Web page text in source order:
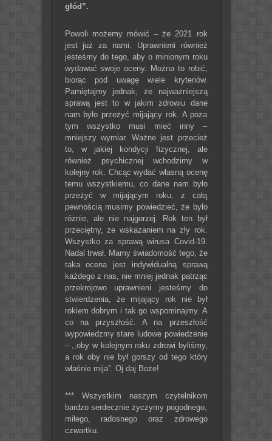
głód”.
Powoli możemy mówić – że 2021 rok
jest już za nami. Uprawnieni również
jesteśmy do tego, aby o minionym roku
wydawać swoje oceny. Można to robić,
biorąc pod uwagę wiele kryteriów.
Pamiętajmy jednak, że najważniejszą
sprawą jest to w jakim zdrowiu dane
nam było przeżyć mijający rok. A poza
tym wszystko musi mieć inny –
mniejszy wymiar. Ważne jest przecież
to, w jakiej kondycji fizycznej, ale
również psychicznej wchodzimy w
kolejny rok. Chcąc wydać własną ocenę
temu wszystkiemu, co dane nam było
przeżyć w mijającym roku, z całą
pewnością musimy powiedzieć, że było
różnie, ale nie najgorzej. Rok ten był
przeciętny, ze wskazaniem na zły rok.
Wszystko za sprawą wirusa Covid-19.
Nadal trwał. Mamy świadomość tego, że
taka ocena jest indywidualną sprawą
każdego z nas, nie mniej jednak patrząc
przekrojowo uprawnieni jesteśmy do
stwierdzenia, że mijający rok nie był
rokiem dobrym i tak go wspominajmy. A
co na przyszłość. A na przeszłość
wypowiedzmy stare ludowe powiedzenie
– ,,oby w kolejnym roku zdrowi byliśmy,
a rok oby nie był gorszy od tego który
właśnie mija”. Oj daj Boże!
*** Wszystkim naszym czytelnikom
bardzo serdecznie życzymy pogodnego,
miłego, radosnego oraz zdrowego
czwartku.